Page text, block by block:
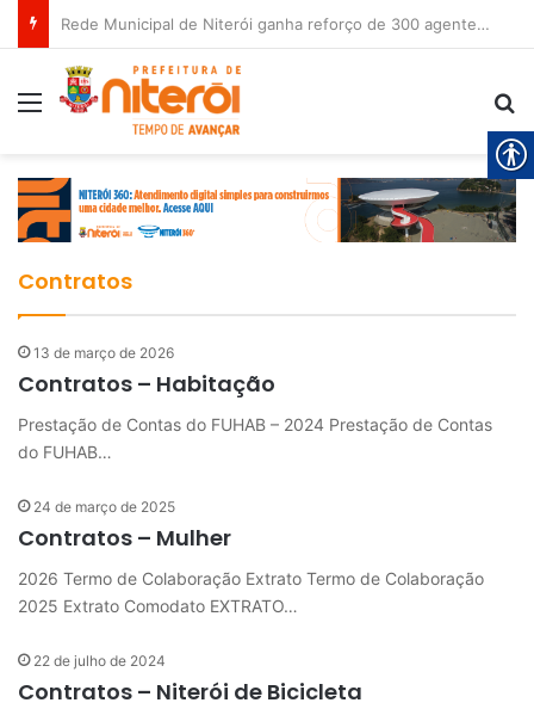
Rede Municipal de Niterói ganha reforço de 300 agentes de apoio escolar
Menu
Contratos
13 de março de 2026
Contratos – Habitação
Prestação de Contas do FUHAB – 2024 Prestação de Contas
do FUHAB…
24 de março de 2025
Contratos – Mulher
2026 Termo de Colaboração Extrato Termo de Colaboração
2025 Extrato Comodato EXTRATO…
22 de julho de 2024
Contratos – Niterói de Bicicleta